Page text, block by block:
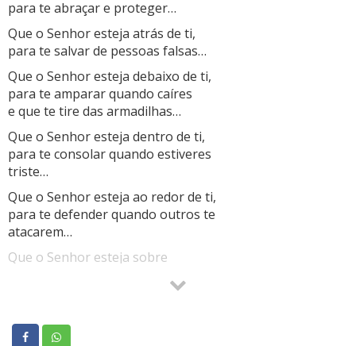
para te abraçar e proteger…
Que o Senhor esteja atrás de ti,
para te salvar de pessoas falsas…
Que o Senhor esteja debaixo de ti,
para te amparar quando caíres
e que te tire das armadilhas…
Que o Senhor esteja dentro de ti,
para te consolar quando estiveres
triste…
Que o Senhor esteja ao redor de ti,
para te defender quando outros te
atacarem…
Que o Senhor esteja sobre
continuar a iluminar também